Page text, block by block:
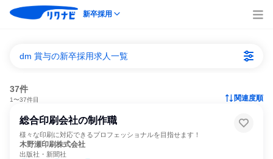
新卒採用
dm 賞与の新卒採用求人一覧
37件
1〜37件目 関連度順
総合印刷会社の制作職
様々な印刷に対応できるプロフェッショナルを目指せます！
木野瀬印刷株式会社
出版社・新聞社